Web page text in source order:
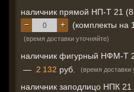
наличник прямой НП-Т 21
+
− (комплекты на
(время доставки уточняйте)
наличник фигурный НФМ-Т
— 2 132 руб. (время доставки
наличник заподлицо НПК 21